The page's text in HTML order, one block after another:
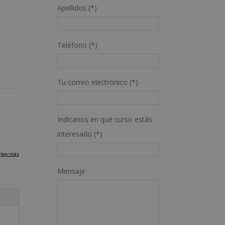
Apellidos (*)
Teléfono (*)
Tu correo electrónico (*)
Indícanos en qué curso estás
interesado (*)
Mensaje